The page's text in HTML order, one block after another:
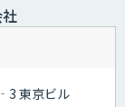
東京ビル